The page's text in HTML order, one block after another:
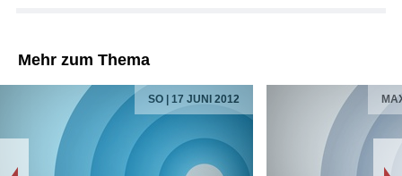
Mehr zum Thema
SO | 17 JUNI 2012